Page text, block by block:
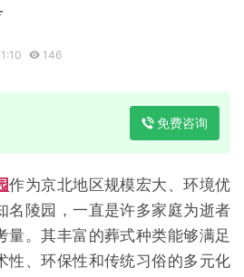
146
免费咨询
作为京北地区规模宏大、环境优
名陵园，一直是许多家庭为逝者
量。其丰富的葬式种类能够满足
性、环保性和传统习俗的多元化